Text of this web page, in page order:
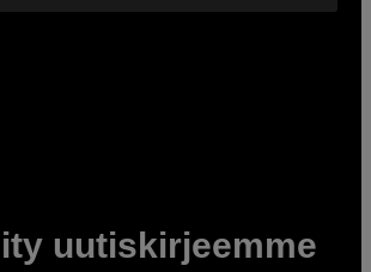
uutiskirjeemme